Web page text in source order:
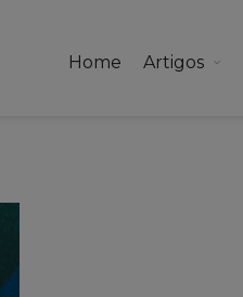
Home Artigos